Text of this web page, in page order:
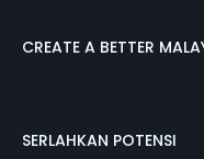
CREATE A BETTER
SERLAHKAN POTENSI